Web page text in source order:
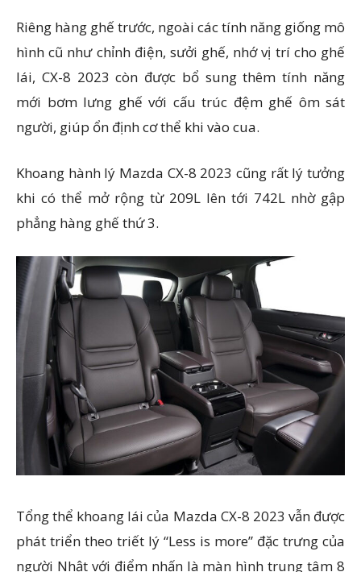
Riêng hàng ghế trước, ngoài các tính năng giống mô
hình cũ như chỉnh điện, sưởi ghế, nhớ vị trí cho ghế
lái, CX-8 2023 còn được bổ sung thêm tính năng
mới bơm lưng ghế với cấu trúc đệm ghế ôm sát
người, giúp ổn định cơ thể khi vào cua.
Khoang hành lý Mazda CX-8 2023 cũng rất lý tưởng
khi có thể mở rộng từ 209L lên tới 742L nhờ gập
phẳng hàng ghế thứ 3.
Tổng thể khoang lái của Mazda CX-8 2023 vẫn được
phát triển theo triết lý “Less is more” đặc trưng của
người Nhật với điểm nhấn là màn hình trung tâm 8